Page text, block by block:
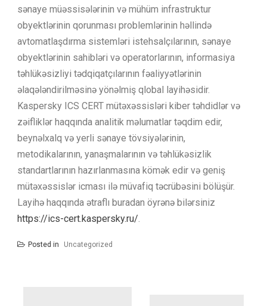
sənaye müəssisələrinin və mühüm infrastruktur
obyektlərinin qorunması problemlərinin həllində
avtomatlaşdırma sistemləri istehsalçılarının, sənaye
obyektlərinin sahibləri və operatorlarının, informasiya
təhlükəsizliyi tədqiqatçılarının fəaliyyətlərinin
əlaqələndirilməsinə yönəlmiş qlobal layihəsidir.
Kaspersky ICS CERT mütəxəssisləri kiber təhdidlər və
zəifliklər haqqında analitik məlumatlar təqdim edir,
beynəlxalq və yerli sənaye tövsiyələrinin,
metodikalarının, yanaşmalarının və təhlükəsizlik
standartlarının hazırlanmasına kömək edir və geniş
mütəxəssislər icması ilə müvafiq təcrübəsini bölüşür.
Layihə haqqında ətraflı buradan öyrənə bilərsiniz
https://ics-cert.kaspersky.ru/.
Posted in Uncategorized